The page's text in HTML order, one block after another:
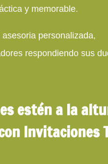
y memorable.
personalizada,
respondiendo sus
estén a la
Invitaciones